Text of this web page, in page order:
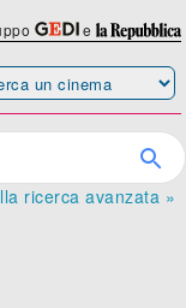
e
ricerca avanzata »